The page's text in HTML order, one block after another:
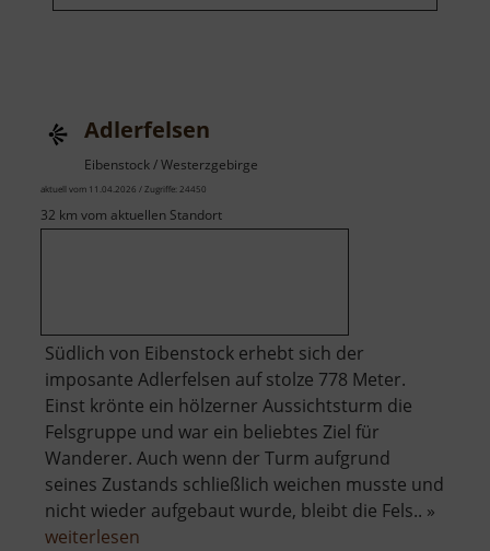
Adlerfelsen
Eibenstock / Westerzgebirge
aktuell vom 11.04.2026 / Zugriffe: 24450
32 km vom aktuellen Standort
Südlich von Eibenstock erhebt sich der
imposante Adlerfelsen auf stolze 778 Meter.
Einst krönte ein hölzerner Aussichtsturm die
Felsgruppe und war ein beliebtes Ziel für
Wanderer. Auch wenn der Turm aufgrund
seines Zustands schließlich weichen musste und
nicht wieder aufgebaut wurde, bleibt die Fels.. »
weiterlesen